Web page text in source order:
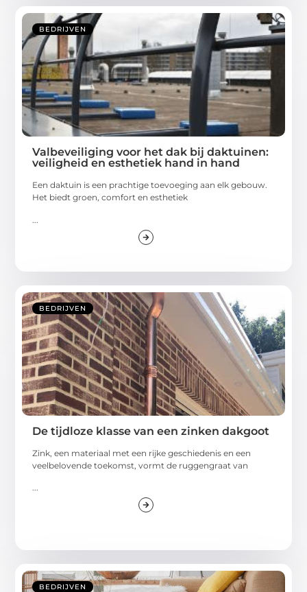
BEDRIJVEN
Valbeveiliging voor het dak bij daktuinen:
veiligheid en esthetiek hand in hand
Een daktuin is een prachtige toevoeging aan elk gebouw.
Het biedt groen, comfort en esthetiek
BEDRIJVEN
De tijdloze klasse van een zinken dakgoot
Zink, een materiaal met een rijke geschiedenis en een
veelbelovende toekomst, vormt de ruggengraat van
BEDRIJVEN